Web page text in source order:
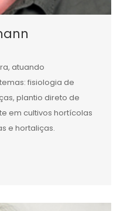
atuando
fisiologia de
plantio direto de
em cultivos hortícolas
e hortaliças.